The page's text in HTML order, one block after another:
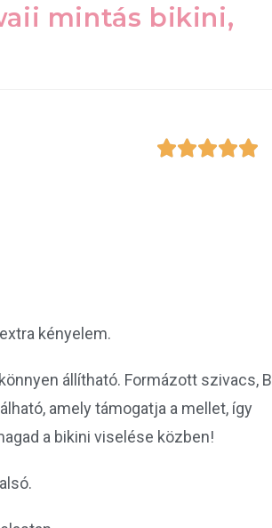
mintás bikini,

kényelem.
állítható. Formázott szivacs, B
amely támogatja a mellet, így
a bikini viselése közben!